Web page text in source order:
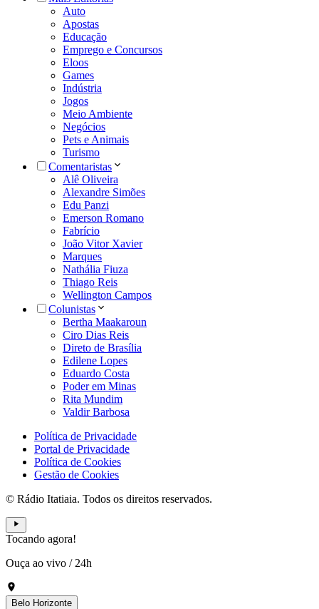
Auto
Apostas
Educação
Emprego e Concursos
Eloos
Games
Indústria
Jogos
Meio Ambiente
Negócios
Pets e Animais
Turismo
Comentaristas
Alê Oliveira
Alexandre Simões
Edu Panzi
Emerson Romano
Fabrício
João Vitor Xavier
Marques
Nathália Fiuza
Thiago Reis
Wellington Campos
Colunistas
Bertha Maakaroun
Ciro Dias Reis
Direto de Brasília
Edilene Lopes
Eduardo Costa
Poder em Minas
Rita Mundim
Valdir Barbosa
Política de Privacidade
Portal de Privacidade
Política de Cookies
Gestão de Cookies
© Rádio Itatiaia. Todos os direitos reservados.
Tocando agora!
Ouça ao vivo / 24h
Belo Horizonte